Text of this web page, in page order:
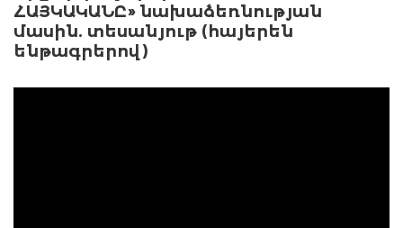
ՀԱՅԿԱԿԱՆԸ» նախաձեռնության
մասին. տեսանյութ (հայերեն
ենթագրերով)